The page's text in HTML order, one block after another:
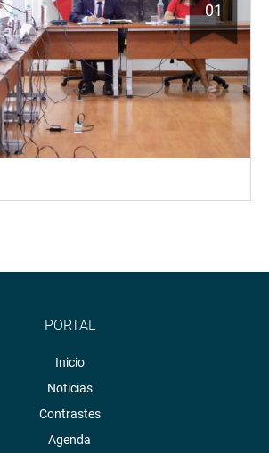
01
PORTAL
Inicio
Noticias
Contrastes
Agenda